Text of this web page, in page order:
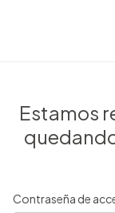
Estamos
Contraseña de